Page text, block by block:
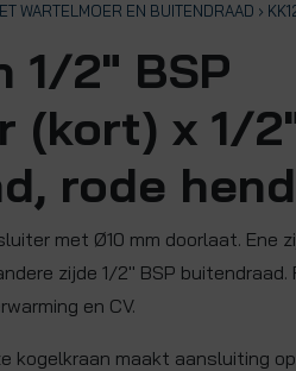
WARTELMOER EN BUITENDRAAD ›
1/2" BSP
(kort) x 1/
rode
met Ø10 mm doorlaat. Ene
zijde 1/2" BSP buitendraad.
en CV.
kogelkraan maakt aansluiting